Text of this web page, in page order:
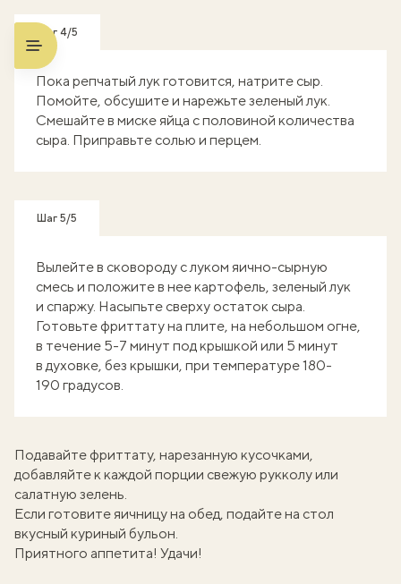
Шаг 4/5
Пока репчатый лук готовится, натрите cыр.
Помойте, обсушите и нарежьте зеленый лук.
Смешайте в миске яйца с половиной количества
сыра. Приправьте солью и перцем.
Шаг 5/5
Вылейте в сковороду с луком яично-сырную
смесь и положите в нее картофель, зеленый лук
и спаржу. Насыпьте сверху остаток сыра.
Готовьте фриттату на плите, на небольшом огне,
в течение 5-7 минут под крышкой или 5 минут
в духовке, без крышки, при температуре 180-
190 градусов.
Подавайте фриттату, нарезанную кусочками,
добавляйте к каждой порции свежую рукколу или
салатную зелень.
Если готовите яичницу на обед, подайте на стол
вкусный куриный бульон.
Приятного аппетита! Удачи!